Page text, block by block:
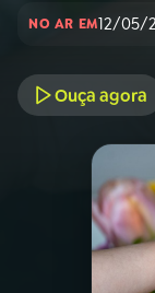
INÍCIO
A RÁDIO
NO AR EM12/05/
Ouça agora